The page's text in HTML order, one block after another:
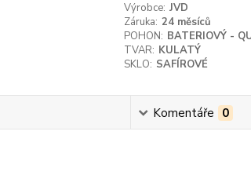
Výrobce: JVD
Záruka: 24 měsíců
POHON: BATERIOVÝ -
TVAR: KULATÝ
SKLO: SAFÍROVÉ
Komentáře 0